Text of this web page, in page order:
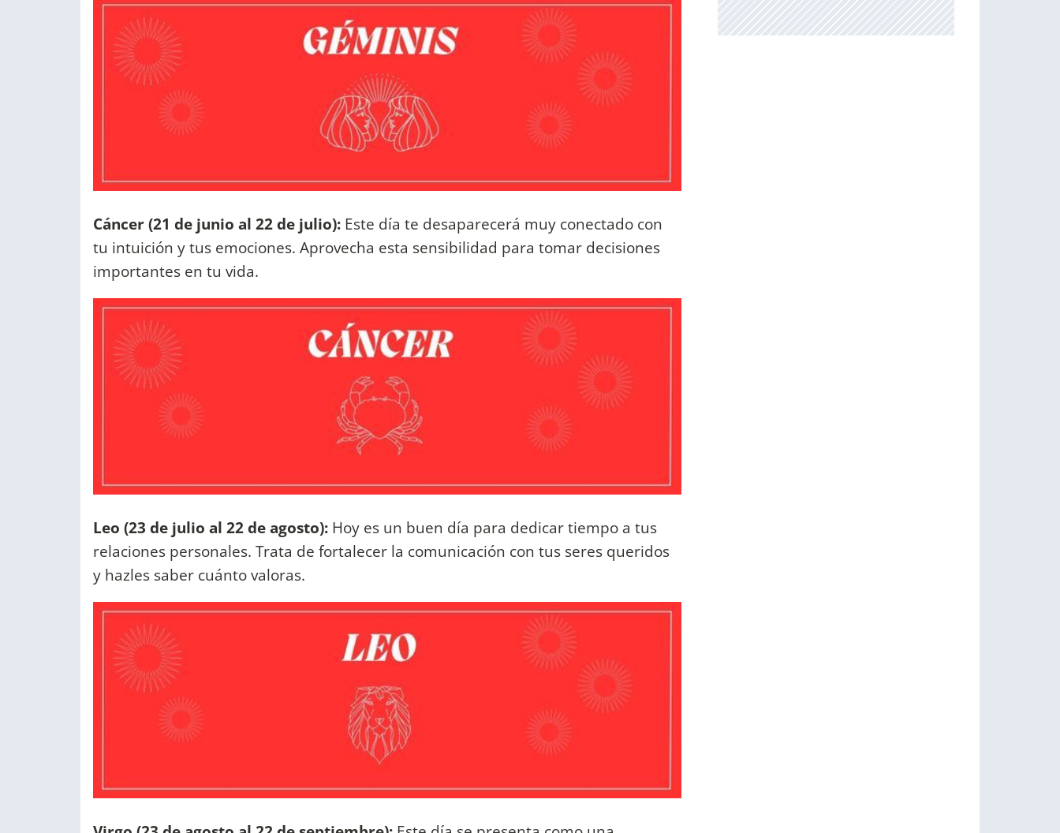
Cáncer (21 de junio al 22 de julio): Este día te desaparecerá muy conectado con
tu intuición y tus emociones. Aprovecha esta sensibilidad para tomar decisiones
importantes en tu vida.
Leo (23 de julio al 22 de agosto): Hoy es un buen día para dedicar tiempo a tus
relaciones personales. Trata de fortalecer la comunicación con tus seres queridos
y hazles saber cuánto valoras.